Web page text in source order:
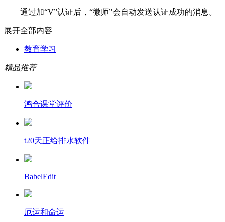
通过加“V”认证后，“微师”会自动发送认证成功的消息。
展开全部内容
教育学习
精品推荐
鸿合课堂评价
t20天正给排水软件
BabelEdit
厄运和命运